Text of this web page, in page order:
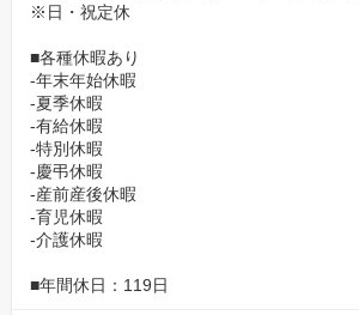
※日・祝定休
■各種休暇あり
-年末年始休暇
-夏季休暇
-有給休暇
-特別休暇
-慶弔休暇
-産前産後休暇
-育児休暇
-介護休暇
■年間休日：119日